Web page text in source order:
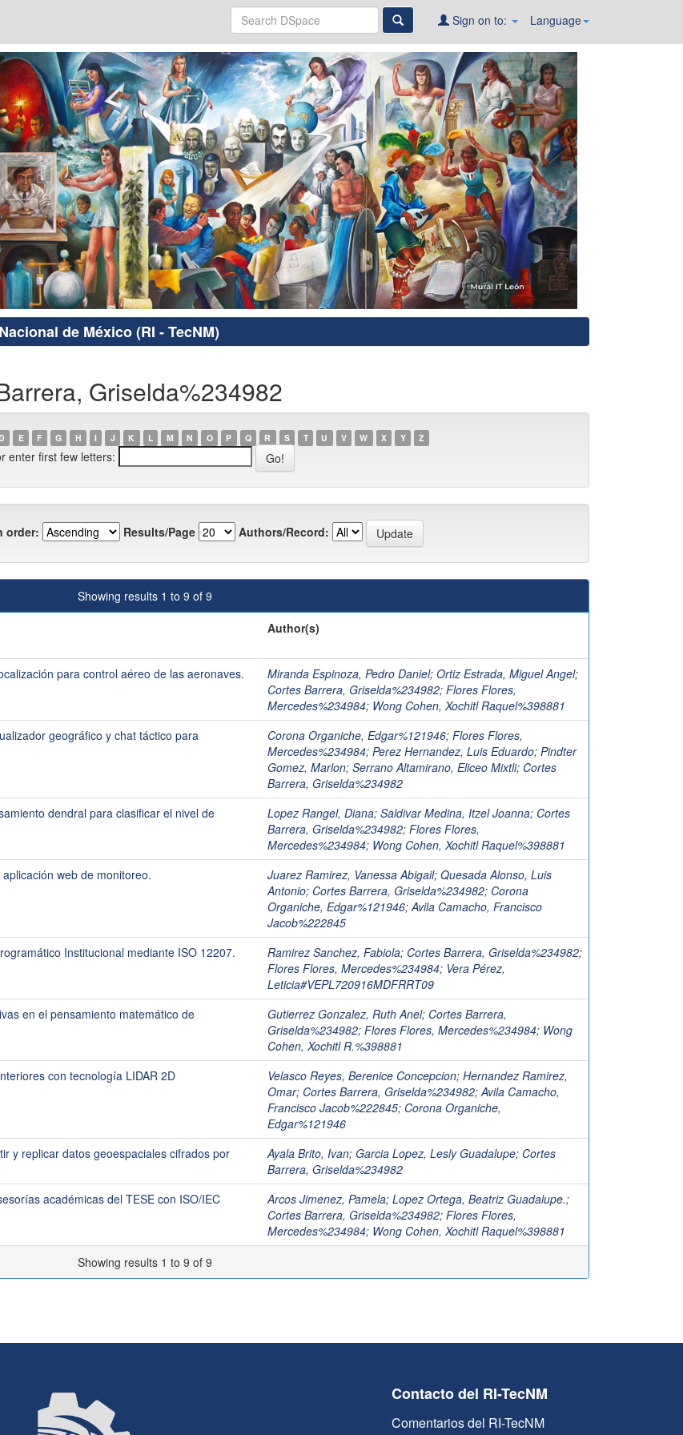
Language
Sign on to:
de México (RI - TecNM)
Griselda%234982
D E F G H I J K L M N O P Q R S T U V W X Y Z
enter first few letters:
order: Results/Page Authors/Record:
Showing results 1 to 9 of 9
Author(s)
para control aéreo de las aeronaves. Miranda Espinoza, Pedro Daniel; Ortiz Estrada, Miguel Angel;
Cortes Barrera, Griselda%234982; Flores Flores,
Mercedes%234984; Wong Cohen, Xochitl Raquel%398881
geográfico y chat táctico para
Corona Organiche, Edgar%121946; Flores Flores,
Mercedes%234984; Perez Hernandez, Luis Eduardo; Pindter
Gomez, Marlon; Serrano Altamirano, Eliceo Mixtli; Cortes
Barrera, Griselda%234982
dendral para clasificar el nivel de
Lopez Rangel, Diana; Saldivar Medina, Itzel Joanna; Cortes
Barrera, Griselda%234982; Flores Flores,
Mercedes%234984; Wong Cohen, Xochitl Raquel%398881
web de monitoreo. Juarez Ramirez, Vanessa Abigail; Quesada Alonso, Luis
Antonio; Cortes Barrera, Griselda%234982; Corona
Organiche, Edgar%121946;Avila Camacho, Francisco
Jacob%222845
Institucional mediante ISO 12207. Ramirez Sanchez, Fabiola; Cortes Barrera, Griselda%234982;
Flores Flores, Mercedes%234984; Vera Pérez,
Leticia#VEPL720916MDFRRT09
en el pensamiento matemático de
Gutierrez Gonzalez, Ruth Anel; Cortes Barrera,
Griselda%234982; Flores Flores, Mercedes%234984; Wong
Cohen, Xochitl R.%398881
con tecnología LIDAR 2D Velasco Reyes, Berenice Concepcion; Hernandez Ramirez,
Omar; Cortes Barrera, Griselda%234982;Avila Camacho,
Francisco Jacob%222845; Corona Organiche,
Edgar%121946
y replicar datos geoespaciales cifrados por
Ayala Brito, Ivan; Garcia Lopez, Lesly Guadalupe; Cortes
Barrera, Griselda%234982
académicas del TESE con ISO/IEC
Arcos Jimenez, Pamela; Lopez Ortega, Beatriz Guadalupe.;
Cortes Barrera, Griselda%234982; Flores Flores,
Mercedes%234984; Wong Cohen, Xochitl Raquel%398881
Showing results 1 to 9 of 9
Contacto del RI-TecNM
Comentarios del RI-TecNM